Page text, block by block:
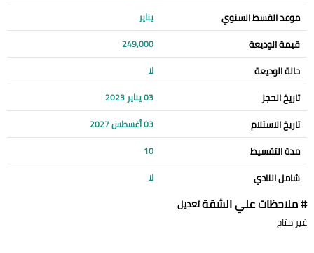
موعد القسط السنوي يناير
قيمة الوديعة 249,000
حالة الوديعة لا
تاريخ الحجز 03 يناير 2023
تاريخ الاستلام 03 أغسطس 2027
مدة التقسيط 10
شامل النادي لا
# ملاحظات علي الشقةتعديل
غير متاح